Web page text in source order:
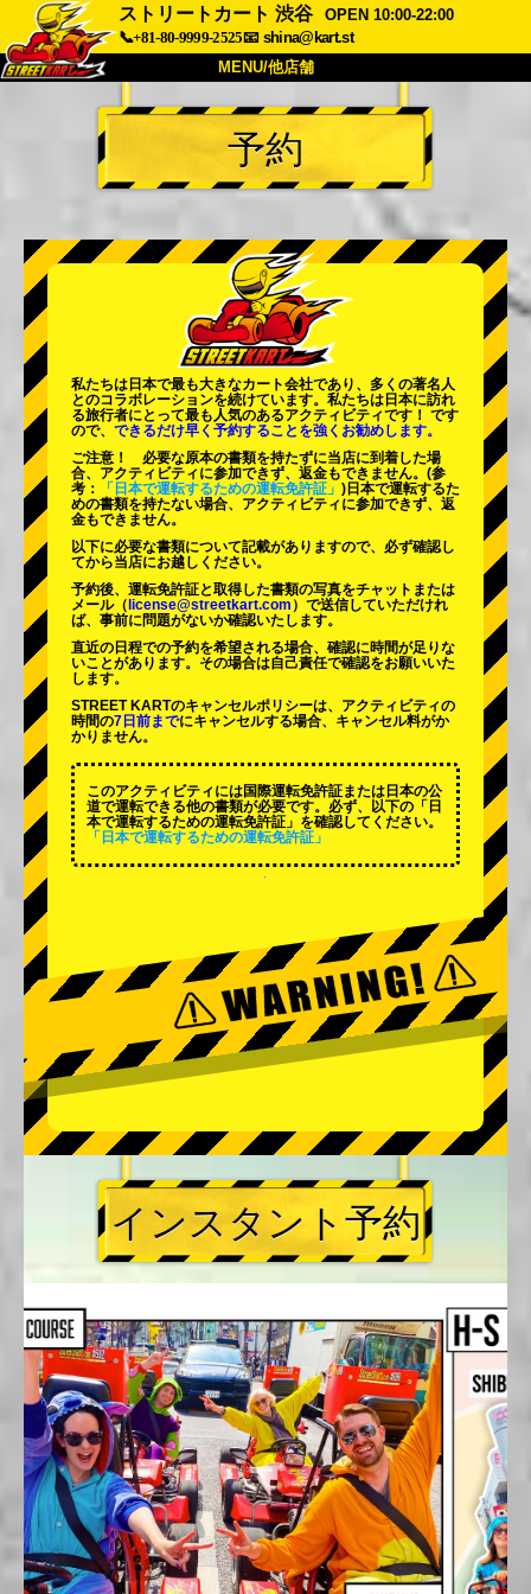
ストリートカート 渋谷
OPEN 10:00-22:00
📞+81-80-9999-2525📧 shina@kart.st
MENU/他店舗
トップ
概要 車両 価格
会社 予約
他店舗
東京 秋葉原 #2
東京 渋谷アネックス 東京ベイ
東京 浅草 大阪
沖縄
予約
私たちは日本で最も大きなカート会社であり、 多くの著名人
とのコラボレーションを続けています。私たちは日本に訪れ
る旅行者にとって最も人気のあるアクティビティです！ です
ので、 できるだけ早く予約することを強くお勧めします。
ご注意！ 必要な原本の書類を持たずに当店に到着した場
合、アクティビティに参加できず、返金もできません。 (参
考：
「日本で運転するための運転免許証」 )日本で運転するた
めの書類を持たない場合、アクティビティに参加できず、返
金もできません。
以下に必要な書類について記載がありますので、必ず確認し
てから当店にお越しください。
予約後、運転免許証と取得した書類の写真をチャットまたは
メール（ license@streetkart.com ）で送信していただけれ
ば、事前に問題がないか確認いたします。
直近の日程での予約を希望される場合、確認に時間が足りな
いことがあります。その場合は自己責任で確認をお願いいた
します。
STREET KARTのキャンセルポリシーは、アクティビティの
時間の7日前までにキャンセルする場合、キャンセル料がか
かりません。
このアクティビティには国際運転免許証または日本の公
道で運転できる他の書類が必要です。必ず、以下の「日
本で運転するための運転免許証」を確認してください。
「日本で運転するための運転免許証」
インスタント予約